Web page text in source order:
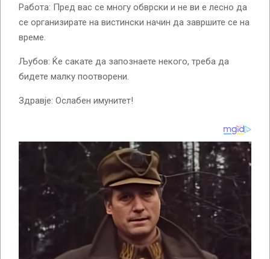
Работа: Пред вас се многу обврски и не ви е лесно да
се организирате на вистински начин да завршите се на
време.
Љубов: Ќе сакате да запознаете некого, треба да
бидете малку поотворени.
Здравје: Ослабен имунитет!